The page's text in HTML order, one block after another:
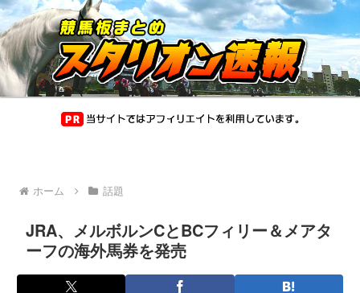
ホーム 話題
JRA、メルボルンCとBCフィリー＆メアタ
ーフの海外馬券を発売